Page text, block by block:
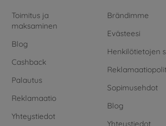
Toimitus ja
maksaminen
Blog
Cashback
Palautus
Reklamaatio
Yhteystiedot
Brändimme
Evästeesi
Henkilötietojen
Sopimusehdot
Blog
Yhteystiedot